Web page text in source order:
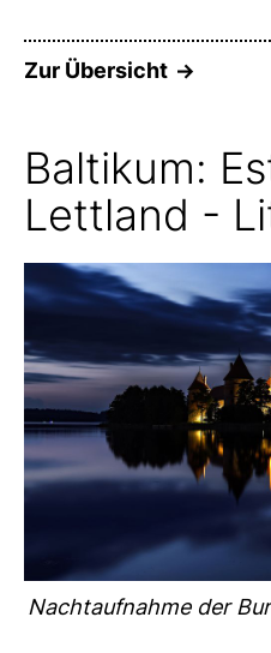
Zur Übersicht
Baltikum:
Lettland -
Nachtaufnahme der